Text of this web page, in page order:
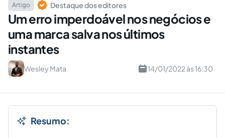
Artigo Destaque dos editores
Um erro imperdoável nos negócios e
uma marca salva nos últimos
instantes
Wesley Mata 14/01/2022 às 16:30
Resumo: